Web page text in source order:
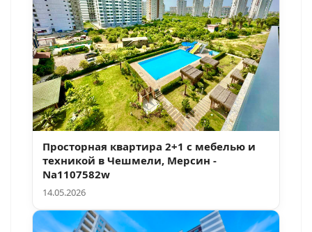
Просторная квартира 2+1 с мебелью и
техникой в Чешмели, Мерсин -
Na1107582w
14.05.2026